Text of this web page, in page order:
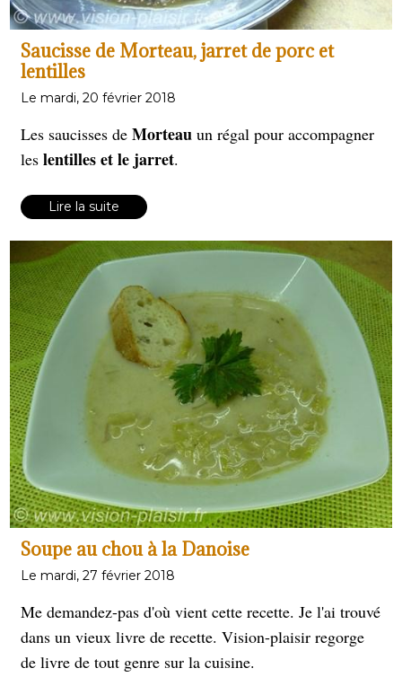
Saucisse de Morteau, jarret de porc et
lentilles
Le mardi, 20 février 2018
Les saucisses de Morteau un régal pour accompagner
les lentilles et le jarret.
Lire la suite
Soupe au chou à la Danoise
Le mardi, 27 février 2018
Me demandez-pas d'où vient cette recette. Je l'ai trouvé
dans un vieux livre de recette. Vision-plaisir regorge
de livre de tout genre sur la cuisine.